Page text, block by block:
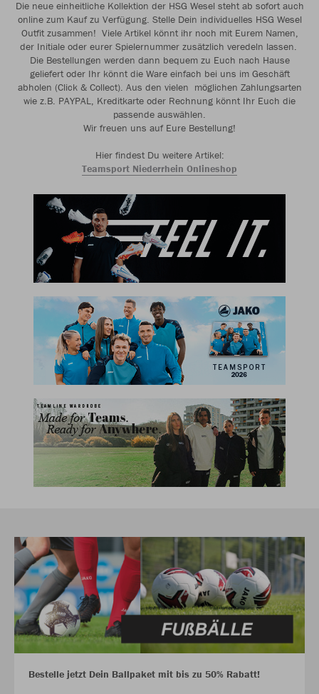
Die neue einheitliche Kollektion der HSG Wesel steht ab sofort auch
online zum Kauf zu Verfügung. Stelle Dein individuelles HSG Wesel
Outfit zusammen! Viele Artikel könnt ihr noch mit Eurem Namen,
der Initiale oder eurer Spielernummer zusätzlich veredeln lassen.
Die Bestellungen werden dann bequem zu Euch nach Hause
geliefert oder Ihr könnt die Ware einfach bei uns im Geschäft
abholen (Click & Collect). Aus den vielen möglichen Zahlungsarten
wie z.B. PAYPAL, Kreditkarte oder Rechnung könnt Ihr Euch die
passende auswählen.
Wir freuen uns auf Eure Bestellung!
Hier findest Du weitere Artikel:
Teamsport Niederrhein Onlineshop
Bestelle jetzt Dein Ballpaket mit bis zu 50% Rabatt!